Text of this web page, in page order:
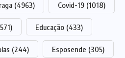
(4963) Covid-19 (1018)
Educação (433)
(244) Esposende (305)